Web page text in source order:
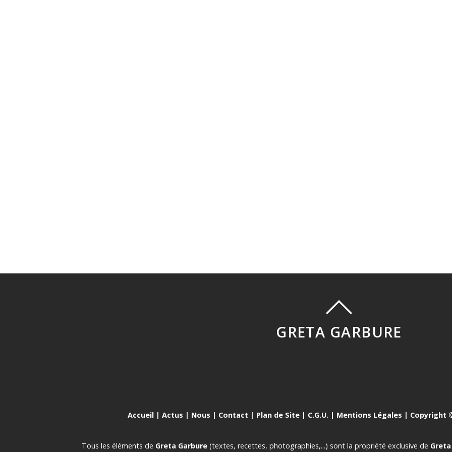
GRETA GARBURE
Accueil | Actus | Nous | Contact | Plan de Site | C.G.U. | Mentions Légales | Copyright
Tous les éléments de Greta Garbure (textes, recettes, photographies,...) sont la propriété exclusive de